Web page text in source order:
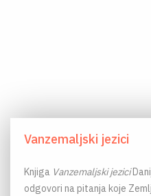
Vanzemaljski jezici
Knjiga Vanzemaljski jezici
odgovori na pitanja koje